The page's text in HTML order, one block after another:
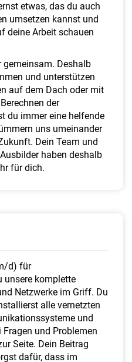
etwas, das du auch
umsetzen kannst und
deine Arbeit schauen
gemeinsam. Deshalb
und unterstützen
auf dem Dach oder mit
der
du immer eine helfende
uns umeinander
Dein Team und
haben deshalb
für dich.
d) für
unsere komplette
Netzwerke im Griff. Du
alle vernetzten
und
und Problemen
Seite. Dein Beitrag
dafür, dass im